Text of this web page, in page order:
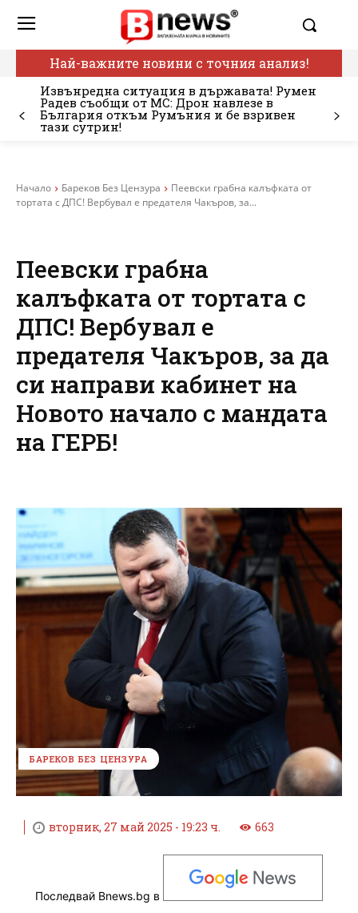
Най-важните новини с точния анализ!
Извънредна ситуация в държавата! Румен
Радев съобщи от МС: Дрон навлезе в
България откъм Румъния и бе взривен
тази сутрин!
Начало Бареков Без Цензура
Пеевски грабна калъфката от
тортата с ДПС! Вербувал е предателя Чакъров, за...
Пеевски грабна
калъфката от тортата с
ДПС! Вербувал е
предателя Чакъров, за да
си направи кабинет на
Новото начало с мандата
на ГЕРБ!
БАРЕКОВ БЕЗ ЦЕНЗУРА
вторник, 27 май 2025 - 19:23 ч. 663
Последвай Bnews.bg в